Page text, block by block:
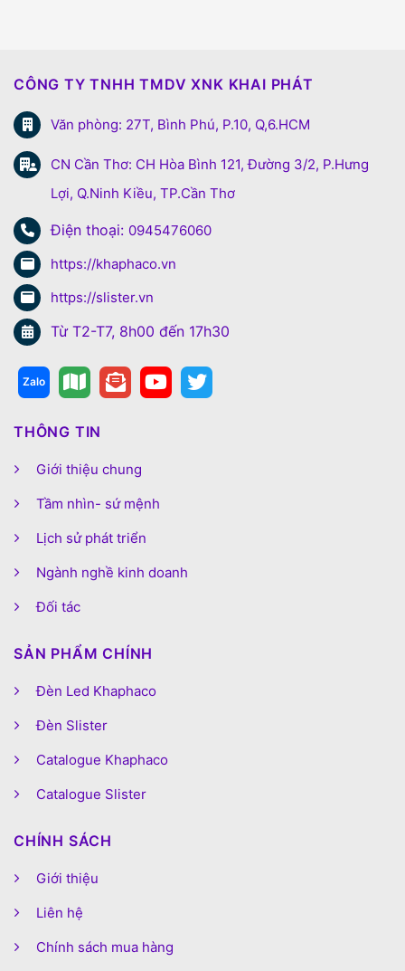
CÔNG TY TNHH TMDV XNK KHAI PHÁT
Văn phòng: 27T, Bình Phú, P.10, Q,6.HCM
CN Cần Thơ: CH Hòa Bình 121, Đường 3/2, P.Hưng
Lợi, Q.Ninh Kiều, TP.Cần Thơ
Điện thoại: 0945476060
https://khaphaco.vn
https://slister.vn
Từ T2-T7, 8h00 đến 17h30
THÔNG TIN
Giới thiệu chung
Tầm nhìn- sứ mệnh
Lịch sử phát triển
Ngành nghề kinh doanh
Đối tác
SẢN PHẨM CHÍNH
Đèn Led Khaphaco
Đèn Slister
Catalogue Khaphaco
Catalogue Slister
CHÍNH SÁCH
Giới thiệu
Liên hệ
Chính sách mua hàng